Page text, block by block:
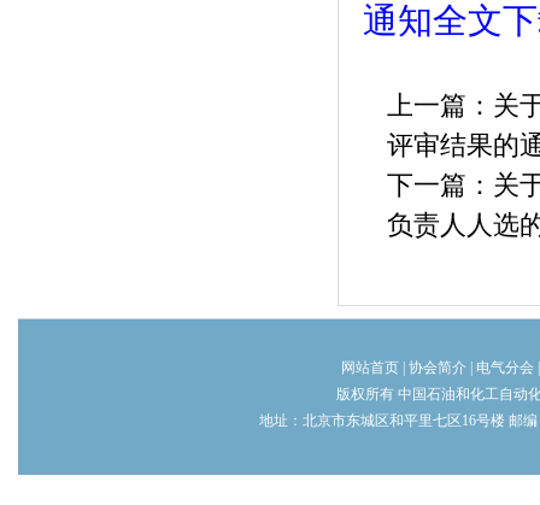
通知全文
上一篇： 关
评审结果的
下一篇： 关
负责人人选
网站首页 协会简介 电气分会
版权所有 中国石油和化工自动
地址：北京市东城区和平里七区16号楼 邮编